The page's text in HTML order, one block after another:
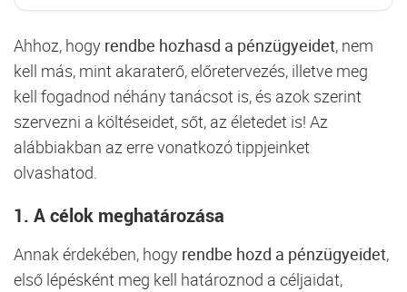
Ahhoz, hogy rendbe hozhasd a pénzügyeidet, nem
kell más, mint akaraterő, előretervezés, illetve meg
kell fogadnod néhány tanácsot is, és azok szerint
szervezni a költéseidet, sőt, az életedet is! Az
alábbiakban az erre vonatkozó tippjeinket
olvashatod.
1. A célok meghatározása
Annak érdekében, hogy rendbe hozd a pénzügyeidet,
első lépésként meg kell határoznod a céljaidat,